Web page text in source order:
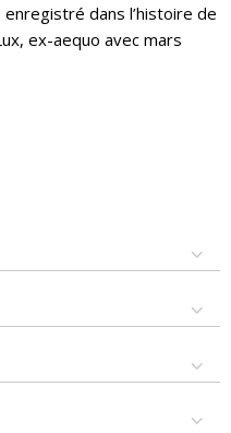
enregistré dans l’histoire de
ex-aequo avec mars